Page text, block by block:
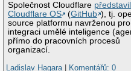
Společnost Cloudflare
Cloudflare OS
(GitHub ), tj.
source platformu navrženou pro
integraci umělé inteligence
přímo do pracovních procesů
organizací.
Ladislav Hagara
Komentářů: 0